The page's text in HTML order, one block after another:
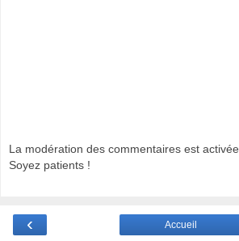
La modération des commentaires est activée.
Soyez patients !
‹ Accueil